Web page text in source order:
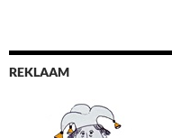
REKLAAM